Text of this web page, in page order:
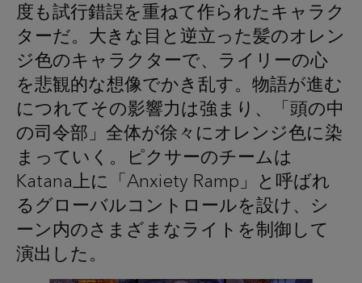
度も試行錯誤を重ねて作られたキャラク
ターだ。大きな目と逆立った髪のオレン
ジ色のキャラクターで、ライリーの心
を悲観的な想像でかき乱す。物語が進む
につれてその影響力は強まり、「頭の中
の司令部」全体が徐々にオレンジ色に染
まっていく。ピクサーのチームは
Katana上に「Anxiety Ramp」と呼ばれ
るグローバルコントロールを設け、シ
ーン内のさまざまなライトを制御して
演出した。